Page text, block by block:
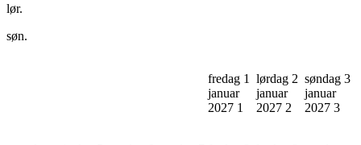
lør.
søn.
fredag 1
januar
2027 1
lørdag 2
januar
2027 2
søndag 3
januar
2027 3